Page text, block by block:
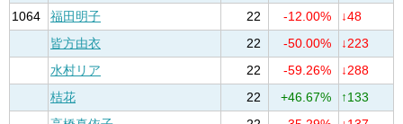
1064 福田明子 22 -12.00%
↓48
皆方由衣
22 -50.00%
↓223
水村リア
22 -59.26%
↓288
桔花
22 +46.67%
↑133